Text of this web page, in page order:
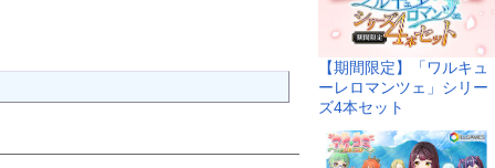
【期間限定】「ワルキュ
ーレロマンツェ」シリー
ズ4本セット